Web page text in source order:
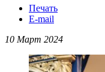
Печать
E-mail
10 Март 2024